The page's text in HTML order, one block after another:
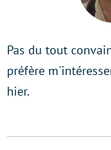
Pas du tout
préfère
hier.